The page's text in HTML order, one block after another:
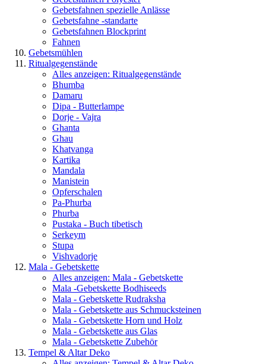
Gebetsfahnen spezielle Anlässe
Gebetsfahne -standarte
Gebetsfahnen Blockprint
Fahnen
Gebetsmühlen
Ritualgegenstände
Alles anzeigen: Ritualgegenstände
Bhumba
Damaru
Dipa - Butterlampe
Dorje - Vajra
Ghanta
Ghau
Khatvanga
Kartika
Mandala
Manistein
Opferschalen
Pa-Phurba
Phurba
Pustaka - Buch tibetisch
Serkeym
Stupa
Vishvadorje
Mala - Gebetskette
Alles anzeigen: Mala - Gebetskette
Mala -Gebetskette Bodhiseeds
Mala - Gebetskette Rudraksha
Mala - Gebetskette aus Schmucksteinen
Mala - Gebetskette Horn und Holz
Mala - Gebetskette aus Glas
Mala - Gebetskette Zubehör
Tempel & Altar Deko